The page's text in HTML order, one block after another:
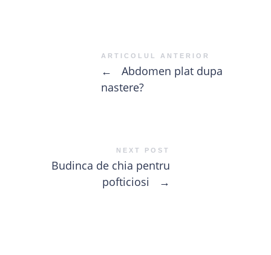
ARTICOLUL ANTERIOR
←
Abdomen plat dupa
nastere?
NEXT POST
Budinca de chia pentru
pofticiosi
→